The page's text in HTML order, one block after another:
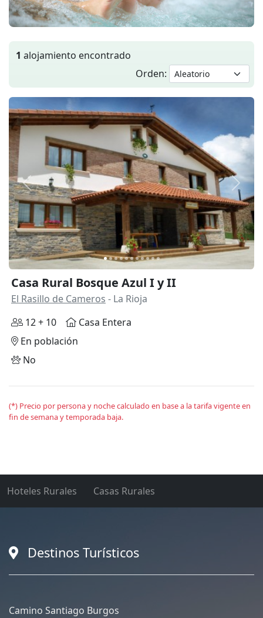
1 alojamiento encontrado
Orden:
Anterior
Casa Rural Bosque Azul I y II
El Rasillo de Cameros - La Rioja
12 + 10
Casa Entera
En población
No
(*) Precio por persona y noche calculado en base a la tarifa vigente en
fin de semana y temporada baja.
Hoteles Rurales Casas Rurales
Destinos Turísticos
Camino Santiago Burgos